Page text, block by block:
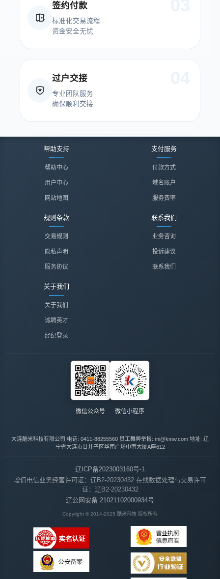
签约付款
标准化交易流程
资金安全无忧
过户交接
专业团队服务
确保顺利交接
帮助支持
帮助中心
用户中心
网站地图
支付服务
付款方式
域名账户
服务费率
规则条款
交易规则
隐私声明
服务协议
联系我们
业务咨询
投诉建议
联系我们
关于我们
关于我们
诚聘英才
经纪登录
微信公众号 微信小程序
大连酷米科技有限公司 电话: 0411-88255560 员工舞弊举报: mi@kmw.com 地址: 辽
宁省大连市甘井子区华南广场中南大厦A座612
辽ICP备2023003160号-1
增值电信业务经营许可证：辽B2-20230432 在线数据处理与交易许可
证：辽B2-20230432
辽公网安备 21021102000934号
Copyright © 2014-2025 酷米科技 版权所有